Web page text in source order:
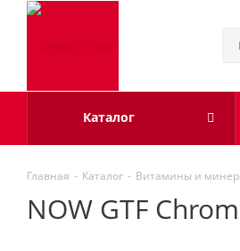
Каталог
Главная - Каталог - Витамины и
NOW GTF